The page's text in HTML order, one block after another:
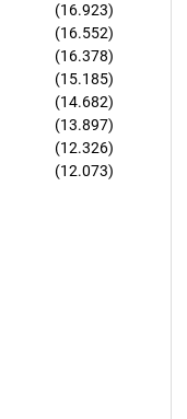
(16.923)
(16.552)
(16.378)
(15.185)
(14.682)
(13.897)
(12.326)
(12.073)